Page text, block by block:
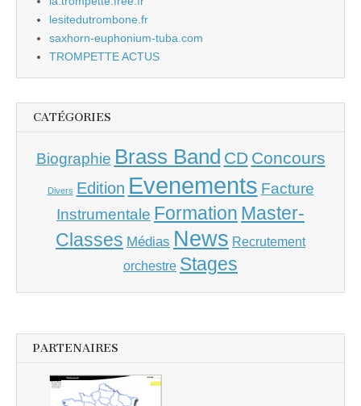
lesitedutrombone.fr
saxhorn-euphonium-tuba.com
TROMPETTE ACTUS
CATÉGORIES
Biographie Brass Band CD Concours
Divers Edition Evenements Facture
Instrumentale Formation Master-
Classes Médias News Recrutement
orchestre Stages
PARTENAIRES